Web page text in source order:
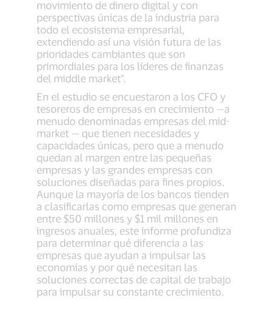
movimiento de dinero digital y con
perspectivas únicas de la industria para
todo el ecosistema empresarial,
extendiendo así una visión futura de las
prioridades cambiantes que son
primordiales para los líderes de finanzas
del middle market”.
En el estudio se encuestaron a los CFO y
tesoreros de empresas en crecimiento —a
menudo denominadas empresas del mid-
market — que tienen necesidades y
capacidades únicas, pero que a menudo
quedan al margen entre las pequeñas
empresas y las grandes empresas con
soluciones diseñadas para fines propios.
Aunque la mayoría de los bancos tienden
a clasificarlas como empresas que generan
entre $50 millones y $1 mil millones en
ingresos anuales, este informe profundiza
para determinar qué diferencia a las
empresas que ayudan a impulsar las
economías y por qué necesitan las
soluciones correctas de capital de trabajo
para impulsar su constante crecimiento.